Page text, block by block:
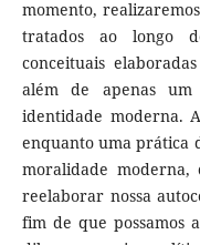
momento,
tratados ao longo
conceituais
além de apenas um
identidade moderna.
enquanto uma prática
moralidade
reelaborar nossa
fim de que possamos